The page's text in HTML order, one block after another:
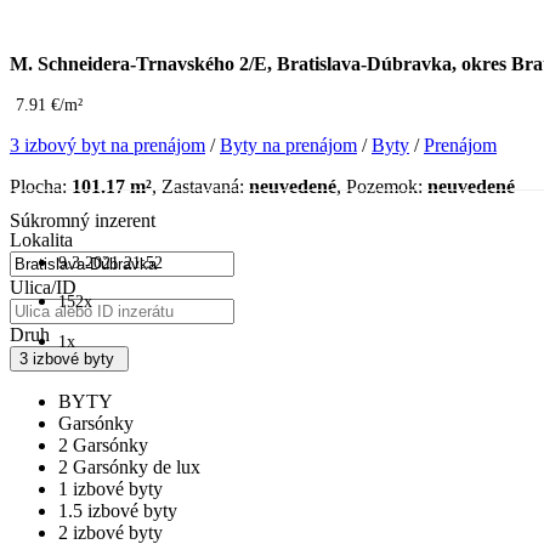
M. Schneidera-Trnavského 2/E, Bratislava-Dúbravka, okres
7.91 €/m²
3 izbový byt na prenájom /Byty na prenájom /Byty /Prenájom
Plocha: 101.17 m², Zastavaná: neuvedené, Pozemok: neuvedené
Súkromný inzerent
9.3.2021 21:52
152x
1x
Lokalita
Ulica/ID
Druh
3 izbové byty
BYTY
Garsónky
2 Garsónky
2 Garsónky de lux
1 izbové byty
1.5 izbové byty
2 izbové byty